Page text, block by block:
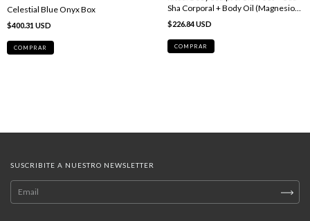
Celestial Blue Onyx Box
$400.31 USD
Sha Corporal + Body Oil (Magnesio
de regalo)
$226.84 USD
SUSCRIBITE A NUESTRO NEWSLETTER